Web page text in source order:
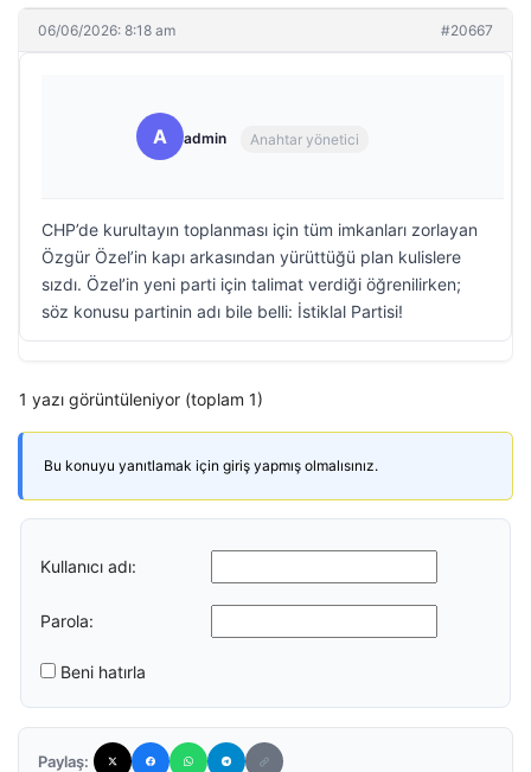
06/06/2026: 8:18 am #20667
A admin Anahtar yönetici
CHP’de kurultayın toplanması için tüm imkanları zorlayan
Özgür Özel’in kapı arkasından yürüttüğü plan kulislere
sızdı. Özel’in yeni parti için talimat verdiği öğrenilirken;
söz konusu partinin adı bile belli: İstiklal Partisi!
1 yazı görüntüleniyor (toplam 1)
Bu konuyu yanıtlamak için giriş yapmış olmalısınız.
Kullanıcı adı:
Parola:
Beni hatırla
Paylaş: